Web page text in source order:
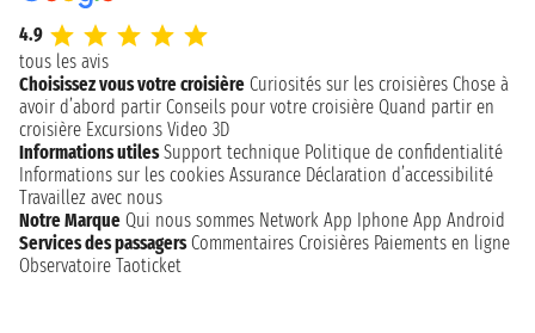
4.9
tous les avis
Choisissez vous votre croisière Curiosités sur les croisières Chose à
avoir d’abord partir Conseils pour votre croisière Quand partir en
croisière Excursions Video 3D
Informations utiles Support technique Politique de confidentialité
Informations sur les cookies Assurance Déclaration d’accessibilité
Travaillez avec nous
Notre Marque Qui nous sommes Network App Iphone App Android
Services des passagers Commentaires Croisières Paiements en ligne
Observatoire Taoticket